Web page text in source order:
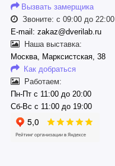
Вызвать замерщика
Звоните: с 09:00 до 22:00
E-mail: zakaz@dverilab.ru
Наша выставка:
Москва, Марксистская, 38
Как добраться
Работаем:
Пн-Пт с 11:00 до 20:00
Сб-Вс с 11:00 до 19:00